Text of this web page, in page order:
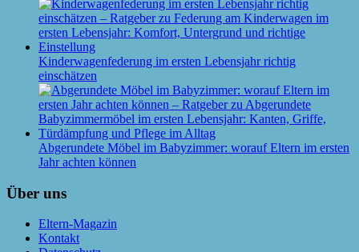
Kinderwagenfederung im ersten Lebensjahr richtig
einschätzen
Abgerundete Möbel im Babyzimmer: worauf Eltern im ersten
Jahr achten können
Über uns
Eltern-Magazin
Kontakt